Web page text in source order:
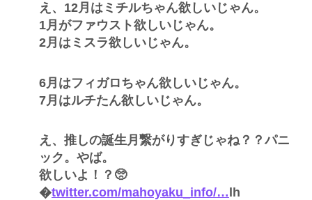
え、12月はミチルちゃん欲しいじゃん。
1月がファウスト欲しいじゃん。
2月はミスラ欲しいじゃん。
6月はフィガロちゃん欲しいじゃん。
7月はルチたん欲しいじゃん。
え、推しの誕生月繋がりすぎじゃね？？パニ
ック。やば。
欲しいよ！？🥺
�twitter.com/mahoyaku_info/… lh